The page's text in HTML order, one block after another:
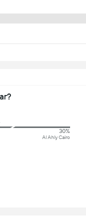
30%
Al Ahly Cairo